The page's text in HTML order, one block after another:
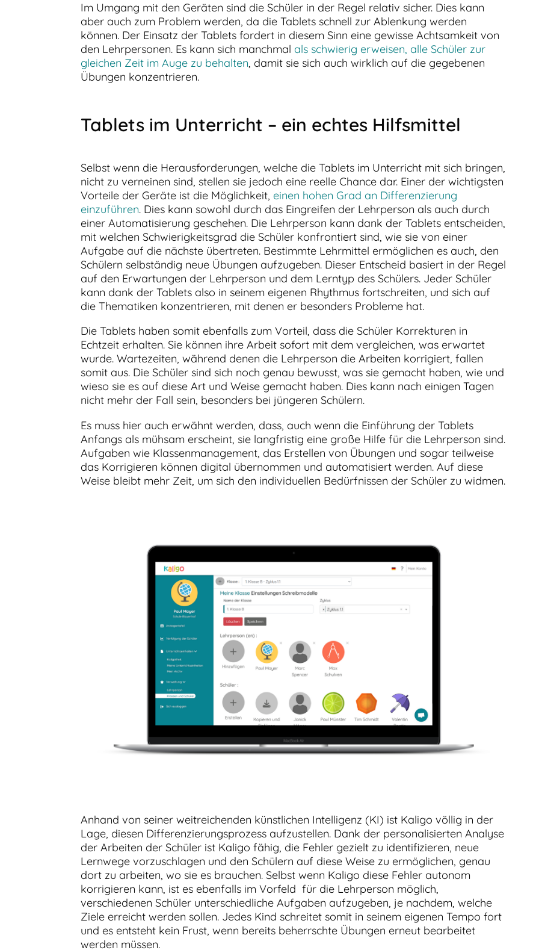
Im Umgang mit den Geräten sind die Schüler in der Regel relativ sicher. Dies kann
aber auch zum Problem werden, da die Tablets schnell zur Ablenkung werden
können. Der Einsatz der Tablets fordert in diesem Sinn eine gewisse Achtsamkeit von
den Lehrpersonen. Es kann sich manchmal als schwierig erweisen, alle Schüler zur
gleichen Zeit im Auge zu behalten, damit sie sich auch wirklich auf die gegebenen
Übungen konzentrieren.
Tablets im Unterricht – ein echtes Hilfsmittel
Selbst wenn die Herausforderungen, welche die Tablets im Unterricht mit sich bringen,
nicht zu verneinen sind, stellen sie jedoch eine reelle Chance dar. Einer der wichtigsten
Vorteile der Geräte ist die Möglichkeit, einen hohen Grad an Differenzierung
einzuführen. Dies kann sowohl durch das Eingreifen der Lehrperson als auch durch
einer Automatisierung geschehen. Die Lehrperson kann dank der Tablets entscheiden,
mit welchen Schwierigkeitsgrad die Schüler konfrontiert sind, wie sie von einer
Aufgabe auf die nächste übertreten. Bestimmte Lehrmittel ermöglichen es auch, den
Schülern selbständig neue Übungen aufzugeben. Dieser Entscheid basiert in der Regel
auf den Erwartungen der Lehrperson und dem Lerntyp des Schülers. Jeder Schüler
kann dank der Tablets also in seinem eigenen Rhythmus fortschreiten, und sich auf
die Thematiken konzentrieren, mit denen er besonders Probleme hat.
Die Tablets haben somit ebenfalls zum Vorteil, dass die Schüler Korrekturen in
Echtzeit erhalten. Sie können ihre Arbeit sofort mit dem vergleichen, was erwartet
wurde. Wartezeiten, während denen die Lehrperson die Arbeiten korrigiert, fallen
somit aus. Die Schüler sind sich noch genau bewusst, was sie gemacht haben, wie und
wieso sie es auf diese Art und Weise gemacht haben. Dies kann nach einigen Tagen
nicht mehr der Fall sein, besonders bei jüngeren Schülern.
Es muss hier auch erwähnt werden, dass, auch wenn die Einführung der Tablets
Anfangs als mühsam erscheint, sie langfristig eine große Hilfe für die Lehrperson sind.
Aufgaben wie Klassenmanagement, das Erstellen von Übungen und sogar teilweise
das Korrigieren können digital übernommen und automatisiert werden. Auf diese
Weise bleibt mehr Zeit, um sich den individuellen Bedürfnissen der Schüler zu widmen.
Anhand von seiner weitreichenden künstlichen Intelligenz (KI) ist Kaligo völlig in der
Lage, diesen Differenzierungsprozess aufzustellen. Dank der personalisierten Analyse
der Arbeiten der Schüler ist Kaligo fähig, die Fehler gezielt zu identifizieren, neue
Lernwege vorzuschlagen und den Schülern auf diese Weise zu ermöglichen, genau
dort zu arbeiten, wo sie es brauchen. Selbst wenn Kaligo diese Fehler autonom
korrigieren kann, ist es ebenfalls im Vorfeld für die Lehrperson möglich,
verschiedenen Schüler unterschiedliche Aufgaben aufzugeben, je nachdem, welche
Ziele erreicht werden sollen. Jedes Kind schreitet somit in seinem eigenen Tempo fort
und es entsteht kein Frust, wenn bereits beherrschte Übungen erneut bearbeitet
werden müssen.